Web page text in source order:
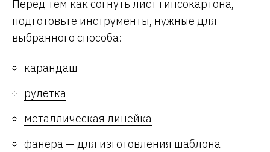
Перед тем как согнуть лист гипсокартона,
подготовьте инструменты, нужные для
выбранного способа:
карандаш
рулетка
металлическая линейка
фанера — для изготовления шаблона